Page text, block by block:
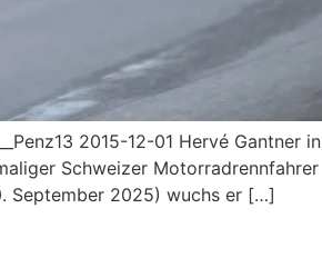
2015-12-01 Hervé Gantner in
Schweizer Motorradrennfahrer
September 2025) wuchs er […]